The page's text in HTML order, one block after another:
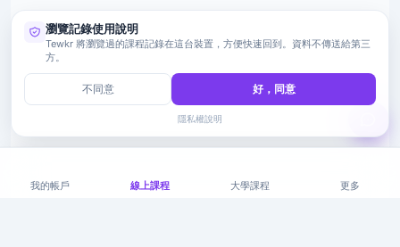
我的帳戶 線上課程 大學課程 更多
瀏覽記錄使用說明
Tewkr 將瀏覽過的課程記錄在這台裝置，方便快速回到。資料不傳送給第三
方。
不同意 好，同意
隱私權說明